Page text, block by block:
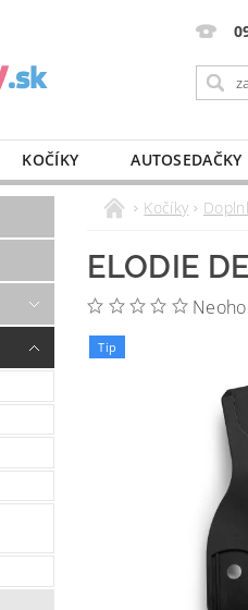
KOČÍKY AUTOSEDAČKY
VÝBAVA DO PÔRODNICE
KONTAKT
Kočíky
ELODIE
Tip